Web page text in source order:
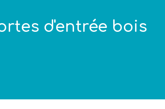
d'entrée bois